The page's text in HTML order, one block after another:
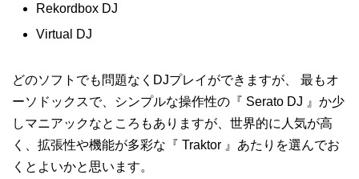
Rekordbox DJ
Virtual DJ
どのソフトでも問題なくDJプレイができますが、 最もオ
ーソドックスで、シンプルな操作性の『 Serato DJ 』か少
しマニアックなところもありますが、世界的に人気が高
く、拡張性や機能が多彩な『 Traktor 』あたりを選んでお
くとよいかと思います。